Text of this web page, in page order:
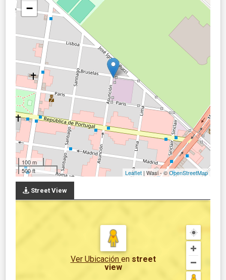
−
100 m
500 ft
Leaflet | Wasi - ©OpenStreetMap
Street View
Ver Ubicación en street
view